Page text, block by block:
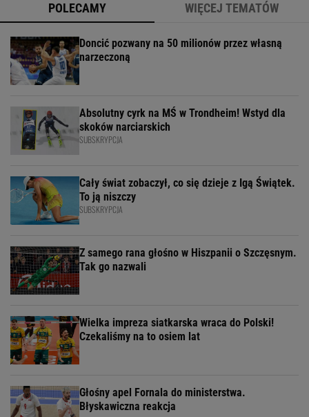
POLECAMY WIĘCEJ TEMATÓW
Doncić pozwany na 50 milionów przez własną
narzeczoną
Absolutny cyrk na MŚ w Trondheim! Wstyd dla
skoków narciarskich
SUBSKRYPCJA
Cały świat zobaczył, co się dzieje z Igą Świątek.
To ją niszczy
SUBSKRYPCJA
Z samego rana głośno w Hiszpanii o Szczęsnym.
Tak go nazwali
Wielka impreza siatkarska wraca do Polski!
Czekaliśmy na to osiem lat
Głośny apel Fornala do ministerstwa.
Błyskawiczna reakcja